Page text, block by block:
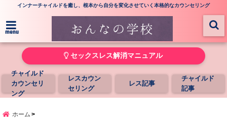
インナーチャイルドを癒し、根本から自分を変化させていく本格的なカウンセリング
menu
セックスレス解消マニュアル
チャイルド
カウンセリ
ング
レスカウン
セリング
レス記事
チャイルド
記事
ホーム